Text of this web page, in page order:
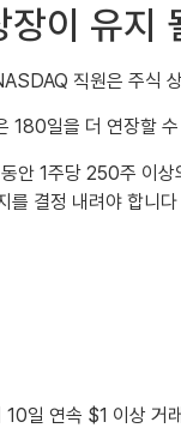
이 유지
직원은 주식
180일을 더 연장할
1주당 250주 이
를 결정 내려야 합니다
일 연속 $1 이상 거